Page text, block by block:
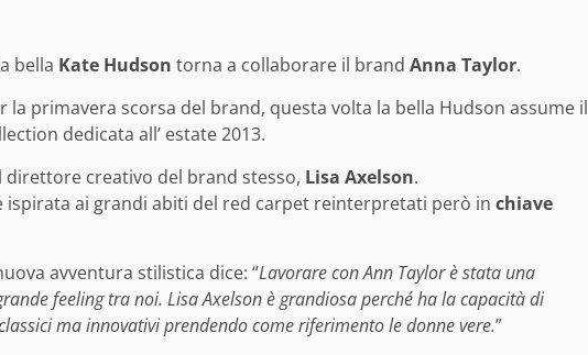
bella Kate Hudson torna a collaborare il brand Anna Taylor.
primavera scorsa del brand, questa volta la bella Hudson assume il
dedicata all’ estate 2013.
direttore creativo del brand stesso, Lisa Axelson.
ispirata ai grandi abiti del red carpet reinterpretati però in chiave
avventura stilistica dice: “Lavorare con Ann Taylor è stata una
feeling tra noi. Lisa Axelson è grandiosa perché ha la capacità di
ma innovativi prendendo come riferimento le donne vere.”